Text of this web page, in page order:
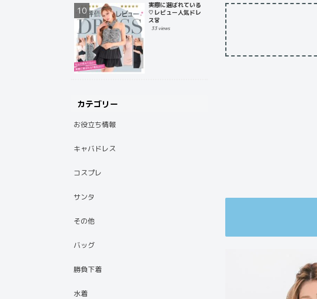
実際に選ばれている
♡レビュー人気ドレ
ス👗
33 views
カテゴリー
お役立ち情報
キャバドレス
コスプレ
サンタ
その他
バッグ
勝負下着
水着